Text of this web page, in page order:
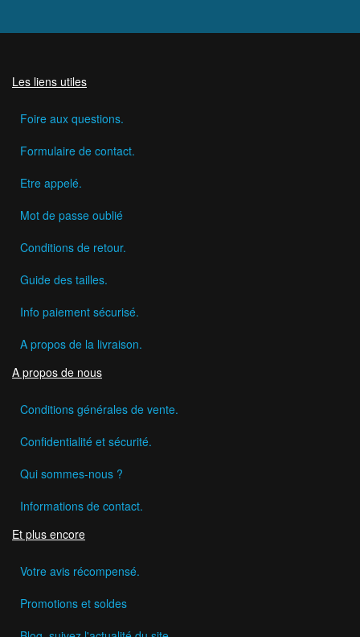
Les liens utiles
Foire aux questions.
Formulaire de contact.
Etre appelé.
Mot de passe oublié
Conditions de retour.
Guide des tailles.
Info paiement sécurisé.
A propos de la livraison.
A propos de nous
Conditions générales de vente.
Confidentialité et sécurité.
Qui sommes-nous ?
Informations de contact.
Et plus encore
Votre avis récompensé.
Promotions et soldes